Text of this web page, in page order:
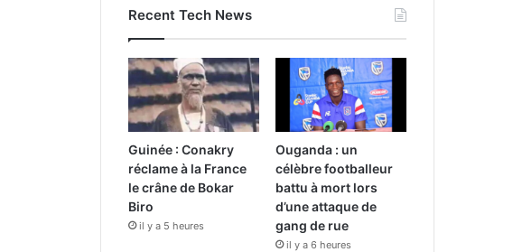
Recent Tech News
Guinée : Conakry
réclame à la France
le crâne de Bokar
Biro
il y a 5 heures
Ouganda : un
célèbre footballeur
battu à mort lors
d’une attaque de
gang de rue
il y a 6 heures